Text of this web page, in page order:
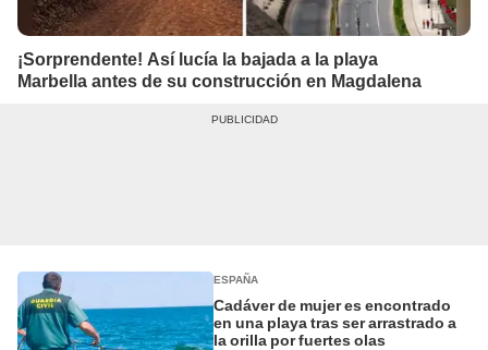
¡Sorprendente! Así lucía la bajada a la playa
Marbella antes de su construcción en Magdalena
ESPAÑA
Cadáver de mujer es encontrado
en una playa tras ser arrastrado a
la orilla por fuertes olas